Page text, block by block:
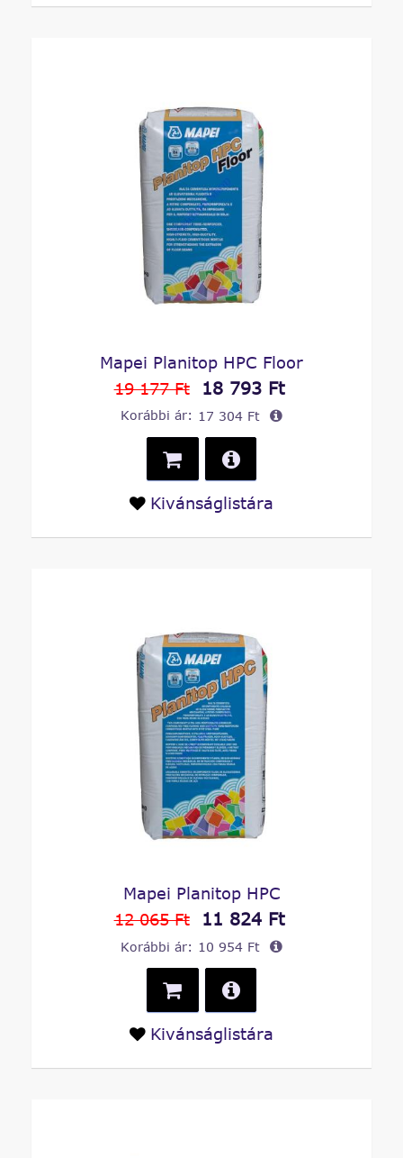
Mapei Planitop HPC Floor
19 177 Ft
18 793 Ft
Korábbi ár: 17 304 Ft
Kivánságlistára
Mapei Planitop HPC
12 065 Ft
11 824 Ft
Korábbi ár: 10 954 Ft
Kivánságlistára